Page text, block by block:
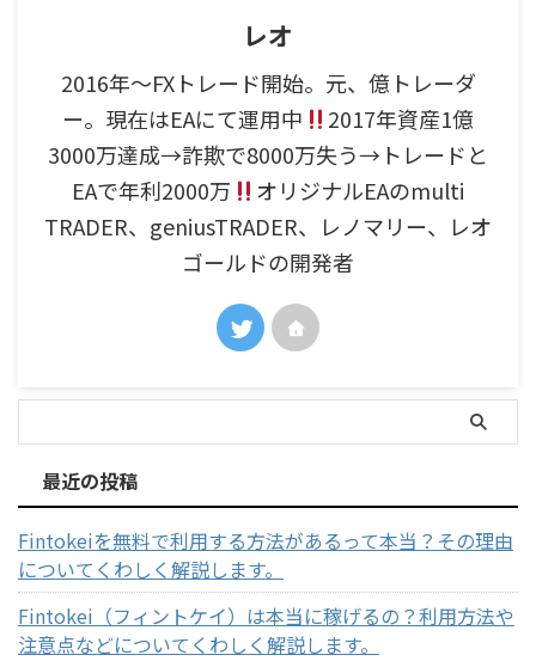
レオ
2016年～FXトレード開始。元、億トレーダ
ー。現在はEAにて運用中
2017年資産1億
3000万達成→詐欺で8000万失う→トレードと
EAで年利2000万
オリジナルEAのmulti
TRADER、geniusTRADER、レノマリー、レオ
ゴールドの開発者
最近の投稿
Fintokeiを無料で利用する方法があるって本当？その理由
についてくわしく解説します。
Fintokei（フィントケイ）は本当に稼げるの？利用方法や
注意点などについてくわしく解説します。